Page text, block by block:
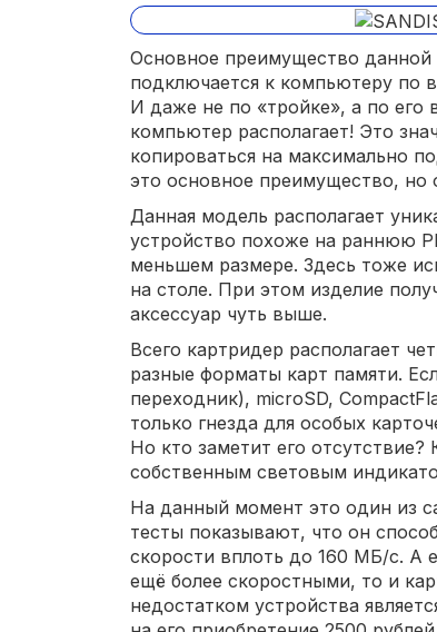
Основное преимущество
подключается к компьютеру по
И даже не по «тройке», а по его
компьютер располагает! Это
копироваться на максимально
это основное преимущество, но
Данная модель располагает
устройство похоже на раннюю
меньшем размере. Здесь тоже
на столе. При этом изделие
аксессуар чуть выше.
Всего картридер располагает
разные форматы карт памяти.
переходник), microSD,
только гнезда для особых
Но кто заметит его
собственным световым
На данный момент это один из
тесты показывают, что он
скорости вплоть до 160 МБ/с. А
ещё более скоростными, то и
недостатком устройства